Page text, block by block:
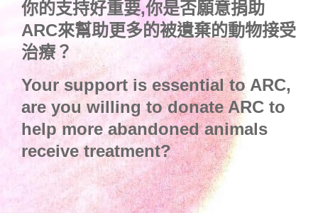
你的支持好重要,你是否願意捐助
ARC來幫助更多的被遺棄的動物接受
治療？
Your support is essential to ARC,
are you willing to donate ARC to
help more abandoned animals
receive treatment?